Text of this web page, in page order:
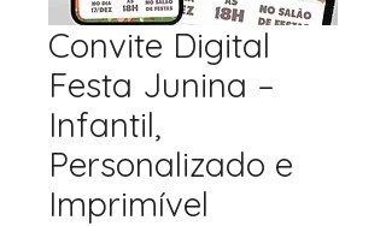
Convite Digital
Festa Junina –
Infantil,
Personalizado e
Imprimível